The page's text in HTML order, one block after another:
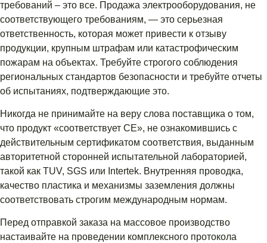
требований – это все. Продажа электрооборудования, не
соответствующего требованиям, — это серьезная
ответственность, которая может привести к отзыву
продукции, крупным штрафам или катастрофическим
пожарам на объектах. Требуйте строгого соблюдения
региональных стандартов безопасности и требуйте отчеты
об испытаниях, подтверждающие это.
Никогда не принимайте на веру слова поставщика о том,
что продукт «соответствует CE», не ознакомившись с
действительным сертификатом соответствия, выданным
авторитетной сторонней испытательной лабораторией,
такой как TUV, SGS или Intertek. Внутренняя проводка,
качество пластика и механизмы заземления должны
соответствовать строгим международным нормам.
Перед отправкой заказа на массовое производство
настаивайте на проведении комплексного протокола